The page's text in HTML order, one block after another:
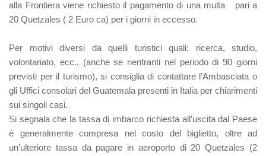
alla Frontiera viene richiesto il pagamento di una multa pari a
20 Quetzales ( 2 Euro ca) per i giorni in eccesso.
Per motivi diversi da quelli turistici quali: ricerca, studio,
volontariato, ecc., (anche se rientranti nel periodo di 90 giorni
previsti per il turismo), si consiglia di contattare l’Ambasciata o
gli Uffici consolari del Guatemala presenti in Italia per chiarimenti
sui singoli casi.
Si segnala che la tassa di imbarco richiesta all’uscita dal Paese
è generalmente compresa nel costo del biglietto, oltre ad
un’ulteriore tassa da pagare in aeroporto di 20 Quetzales (2